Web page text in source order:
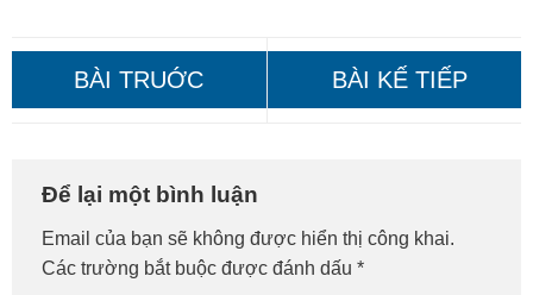
Vấp – Gọi Là Đến Liền!
Để lại một bình luận
Email của bạn sẽ không được hiển thị công khai.
Các trường bắt buộc được đánh dấu *